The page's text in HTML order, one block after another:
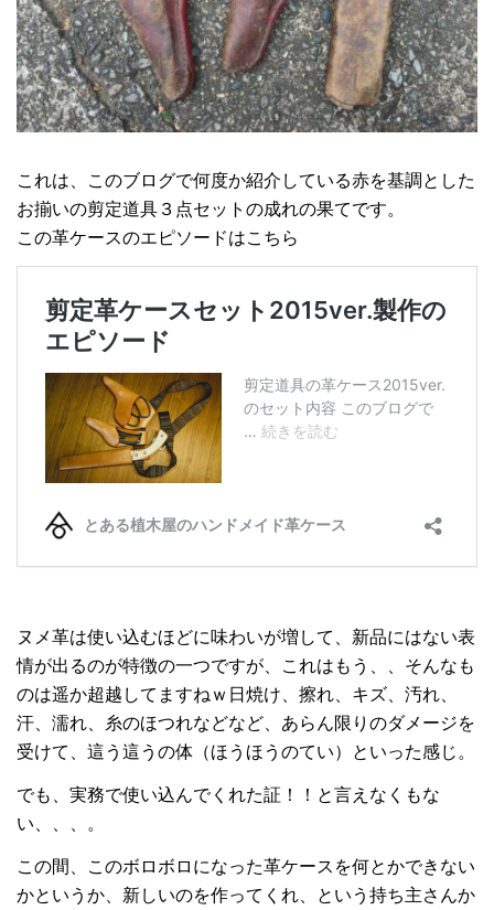
これは、このブログで何度か紹介している赤を基調とした
お揃いの剪定道具３点セットの成れの果てです。
この革ケースのエピソードはこちら
ヌメ革は使い込むほどに味わいが増して、新品にはない表
情が出るのが特徴の一つですが、これはもう、、そんなも
のは遥か超越してますねｗ日焼け、擦れ、キズ、汚れ、
汗、濡れ、糸のほつれなどなど、あらん限りのダメージを
受けて、這う這うの体（ほうほうのてい）といった感じ。
でも、実務で使い込んでくれた証！！と言えなくもな
い、、、。
この間、このボロボロになった革ケースを何とかできない
かというか、新しいのを作ってくれ、という持ち主さんか